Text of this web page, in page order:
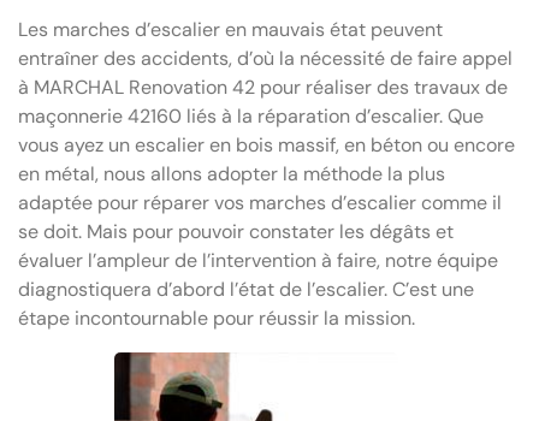
Les marches d’escalier en mauvais état peuvent
entraîner des accidents, d’où la nécessité de faire appel
à MARCHAL Renovation 42 pour réaliser des travaux de
maçonnerie 42160 liés à la réparation d’escalier. Que
vous ayez un escalier en bois massif, en béton ou encore
en métal, nous allons adopter la méthode la plus
adaptée pour réparer vos marches d’escalier comme il
se doit. Mais pour pouvoir constater les dégâts et
évaluer l’ampleur de l’intervention à faire, notre équipe
diagnostiquera d’abord l’état de l’escalier. C’est une
étape incontournable pour réussir la mission.